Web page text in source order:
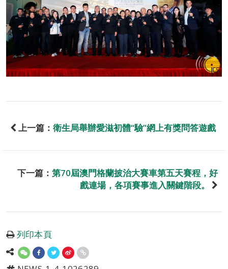
上一篇： 衛生局舉辦愛滋初體“驗”網上有獎問答遊戲
下一篇： 第70屆澳門格蘭披治大賽車第五天賽程，好
戲連場，各項賽事進入關鍵階段。
列印本頁